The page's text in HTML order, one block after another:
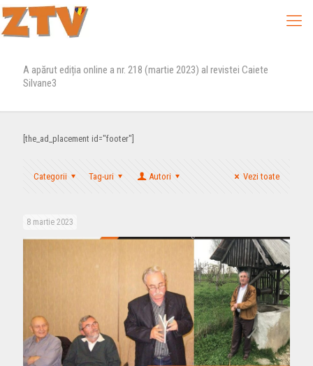
A apărut ediția online a nr. 218 (martie 2023) al revistei Caiete
Silvane3
[the_ad_placement id="footer"]
Categorii Tag-uri Autori Vezi toate
8 martie 2023